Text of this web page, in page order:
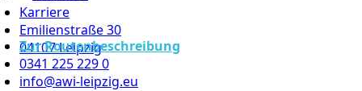
Karriere
Emilienstraße 30
04107 Leipzig
Zur Routenbeschreibung
0341 225 229 0
info@awi-leipzig.eu